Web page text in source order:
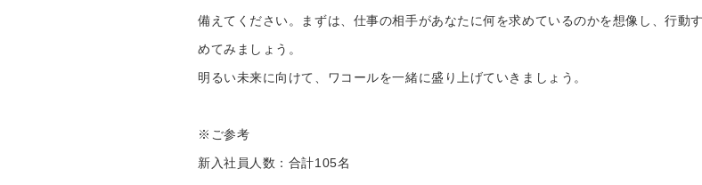
備えてください。まずは、仕事の相手があなたに何を求めているのかを想像し、行動
めてみましょう。
明るい未来に向けて、ワコールを一緒に盛り上げていきましょう。
※ご参考
新入社員人数：合計105名